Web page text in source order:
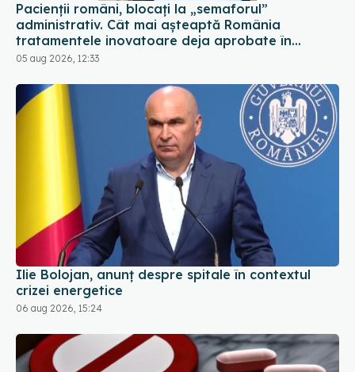
Pacienții români, blocați la „semaforul”
administrativ. Cât mai așteaptă România
tratamentele inovatoare deja aprobate în
Europa
05 aug 2026, 12:33
Ilie Bolojan, anunț despre spitale în contextul
crizei energetice
06 aug 2026, 15:24